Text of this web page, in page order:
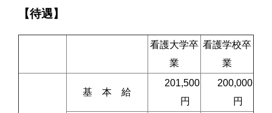
【待遇】
看護大学卒
業
看護学校卒
業
基 本 給
201,500
円
200,000
円